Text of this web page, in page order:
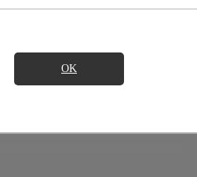
OK
々と木に変えられてしまう。こう